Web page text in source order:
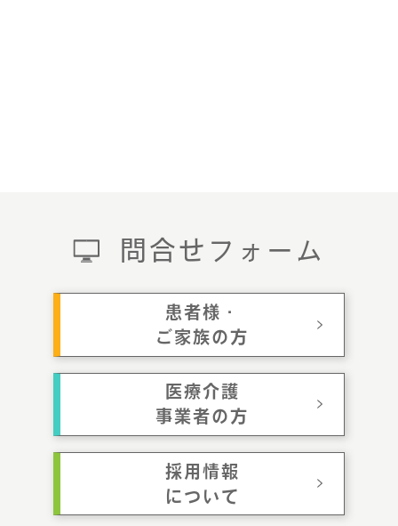
問合せフォーム
患者様・
ご家族の方
医療介護
事業者の方
採用情報
について